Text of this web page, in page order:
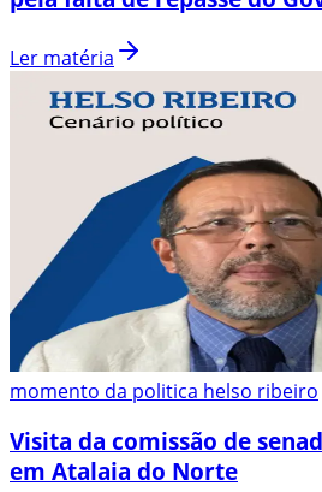
Ler matéria
momento da politica helso ribeiro
Visita da comissão de
em Atalaia do Norte